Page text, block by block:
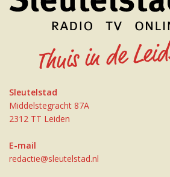
Sleutelstad
Middelstegracht 87A
2312 TT Leiden
E-mail
redactie@sleutelstad.nl